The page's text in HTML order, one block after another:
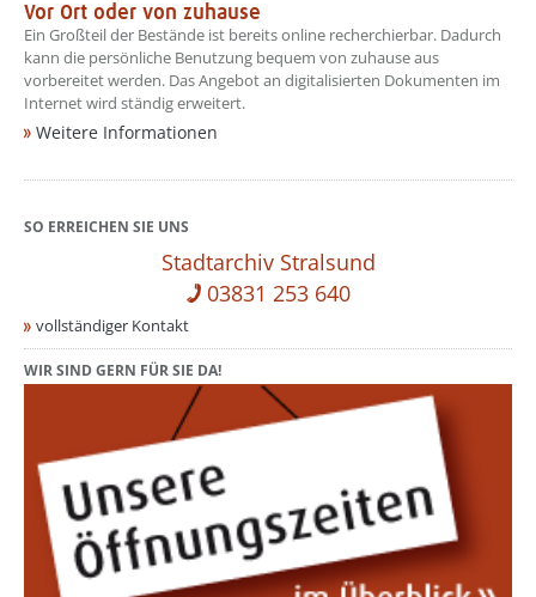
Vor Ort oder von zuhause
Ein Großteil der Bestände ist bereits online recherchierbar. Dadurch
kann die persönliche Benutzung bequem von zuhause aus
vorbereitet werden. Das Angebot an digitalisierten Dokumenten im
Internet wird ständig erweitert.
Weitere Informationen
SO ERREICHEN SIE UNS
Stadtarchiv Stralsund
03831 253 640
vollständiger Kontakt
WIR SIND GERN FÜR SIE DA!